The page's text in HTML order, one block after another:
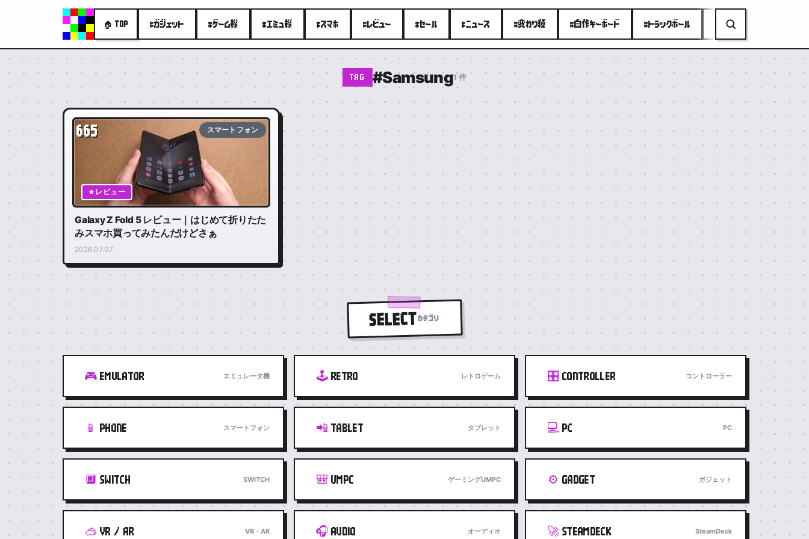
🏠 TOP #ガジェット #ゲーム機 #エミュ機 #スマホ #レビュー #セール #ニュース #変わり種 #自作キーボード #トラックボール #ミニPC
TAG #Samsung1 件
★レビュー
665 スマートフォン
Galaxy Z Fold 5 レビュー｜はじめて折りたた
みスマホ買ってみたんだけどさぁ
2026.07.07
SELECTカテゴリ
🎮 EMULATOR エミュレータ機 🕹️ RETRO レトロゲーム 🎛️ CONTROLLER コントローラー
📱 PHONE スマートフォン 📲 TABLET タブレット 💻 PC PC
🔲 SWITCH SWITCH 🎒 UMPC ゲーミングUMPC ⚙️ GADGET ガジェット
🥽 VR / AR VR・AR 🎧 AUDIO オーディオ 🚀 STEAMDECK SteamDeck